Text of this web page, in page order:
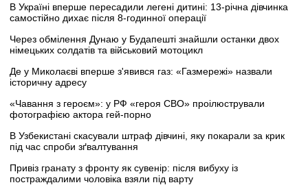
В Україні вперше пересадили легені дитині: 13-річна дівчинка
самостійно дихає після 8-годинної операції
Через обмілення Дунаю у Будапешті знайшли останки двох
німецьких солдатів та військовий мотоцикл
Де у Миколаєві вперше з'явився газ: «Газмережі» назвали
історичну адресу
«Чавання з героєм»: у РФ «героя СВО» проілюстрували
фотографією актора гей-порно
В Узбекистані скасували штраф дівчині, яку покарали за крик
під час спроби зґвалтування
Привіз гранату з фронту як сувенір: після вибуху із
постраждалими чоловіка взяли під варту